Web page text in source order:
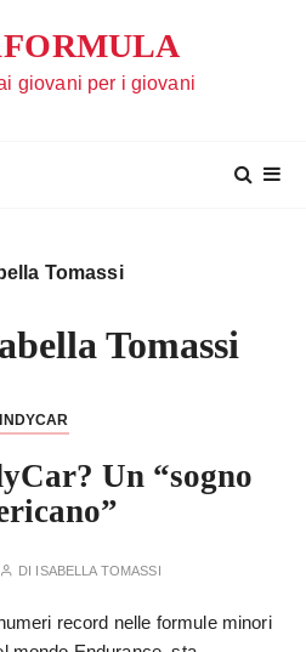
giovani per i giovani
Tomassi
Tomassi
INDYCAR
Un “sogno
DI ISABELLA TOMASSI
record nelle formule minori